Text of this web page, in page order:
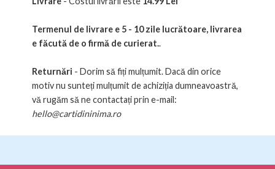
Termenul de livrare e 5 - 10 zile lucrătoare, livrarea
e făcută de o firmă de curierat..
Returnări - Dorim să fiți mulțumit. Dacă din orice
motiv nu sunteți mulțumit de achiziția dumneavoastră,
vă rugăm să ne contactați prin e-mail:
hello@cartidininima.ro